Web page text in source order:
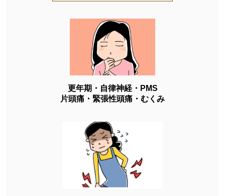
更年期・自律神経・PMS
片頭痛・緊張性頭痛・むくみ